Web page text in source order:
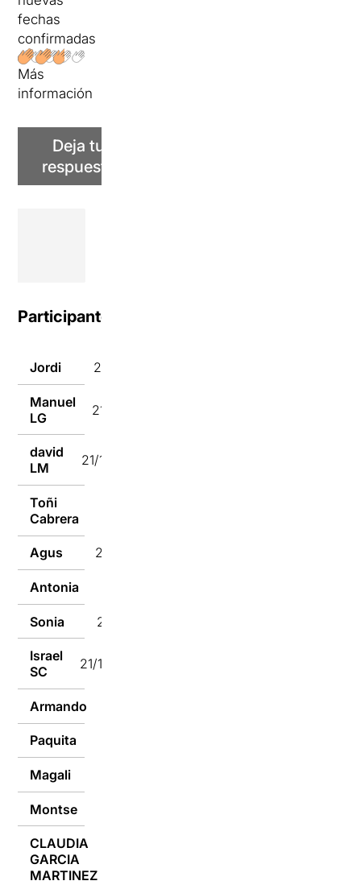
fechas
confirmadas
Más
información
Deja tu
respuesta
Participantes
Jordi 22/11/2018
Manuel
LG
21/11/2018
david
LM
21/11/2018
Toñi
Cabrera
Agus 21/11/2018
Antonia
Sonia 21/11/2018
Israel
SC
21/11/2018
Armando
Paquita
Magali
Montse
CLAUDIA
GARCIA
MARTINEZ